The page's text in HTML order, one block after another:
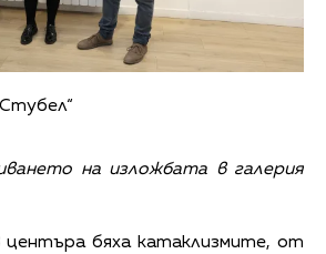
на изложбата в галерия
центъра бяха катаклизмите, от